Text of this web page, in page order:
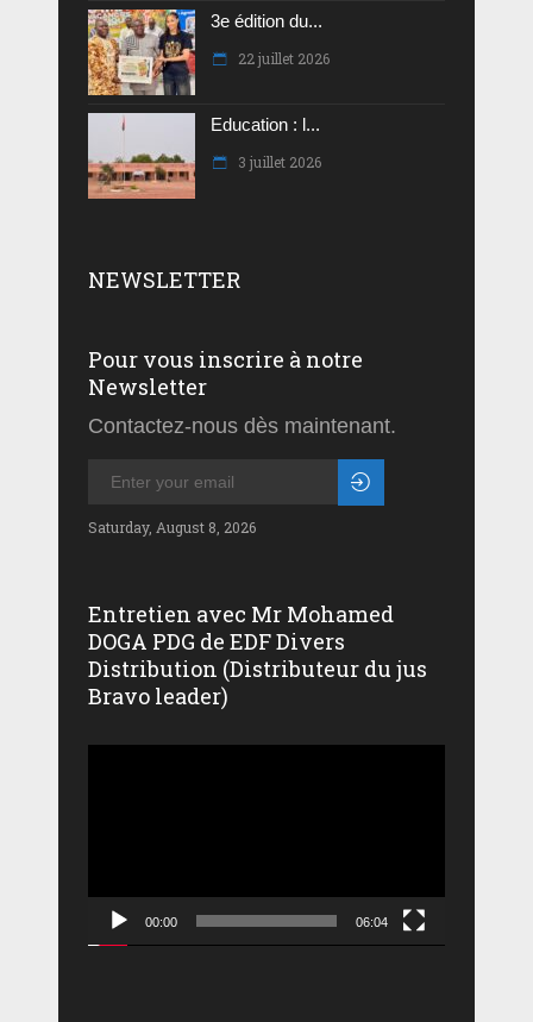
3e édition du...
22 juillet 2026
Education : l...
3 juillet 2026
NEWSLETTER
Pour vous inscrire à notre
Newsletter
Contactez-nous dès maintenant.
Saturday, August 8, 2026
Entretien avec Mr Mohamed
DOGA PDG de EDF Divers
Distribution (Distributeur du jus
Bravo leader)
00:00 06:04